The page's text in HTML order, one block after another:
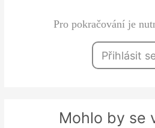
Pro pokračování je
Přihlásit
Mohlo by se